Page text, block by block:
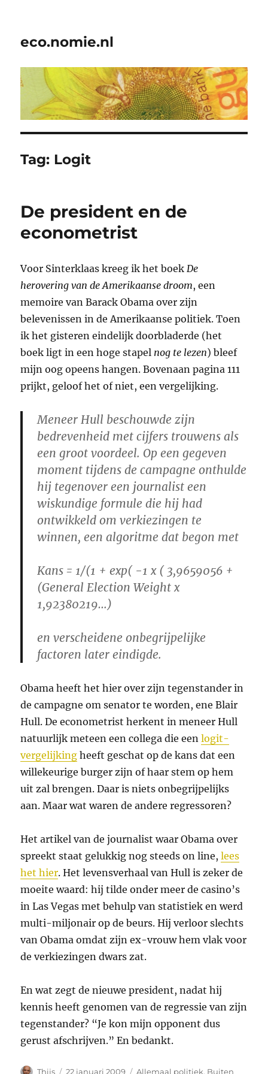
eco.nomie.nl
Tag: Logit
De president en de
econometrist
Voor Sinterklaas kreeg ik het boekDe
herovering van de Amerikaanse droom, een
memoire van Barack Obama over zijn
belevenissen in de Amerikaanse politiek. Toen
ik het gisteren eindelijk doorbladerde (het
boek ligt in een hoge stapel nog te lezen) bleef
mijn oog opeens hangen. Bovenaan pagina 111
prijkt, geloof het of niet, een vergelijking.
Meneer Hull beschouwde zijn
bedrevenheid met cijfers trouwens als
een groot voordeel. Op een gegeven
moment tijdens de campagne onthulde
hij tegenover een journalist een
wiskundige formule die hij had
ontwikkeld om verkiezingen te
winnen, een algoritme dat begon met
Kans = 1/(1 + exp( -1 x ( 3,9659056 +
(General Election Weight x
1,92380219…)
en verscheidene onbegrijpelijke
factoren later eindigde.
Obama heeft het hier over zijn tegenstander in
de campagne om senator te worden, ene Blair
Hull. De econometrist herkent in meneer Hull
natuurlijk meteen een collega die eenlogit-
vergelijking heeft geschat op de kans dat een
willekeurige burger zijn of haar stem op hem
uit zal brengen. Daar is niets onbegrijpelijks
aan. Maar wat waren de andere regressoren?
Het artikel van de journalist waar Obama over
spreekt staat gelukkig nog steeds on line,lees
het hier. Het levensverhaal van Hull is zeker de
moeite waard: hij tilde onder meer de casino’s
in Las Vegas met behulp van statistiek en werd
multi-miljonair op de beurs. Hij verloor slechts
van Obama omdat zijn ex-vrouw hem vlak voor
de verkiezingen dwars zat.
En wat zegt de nieuwe president, nadat hij
kennis heeft genomen van de regressie van zijn
tegenstander? “Je kon mijn opponent dus
gerust afschrijven.” En bedankt.
Auteur
Thijs
Geplaatst
22 januari 2009 Categorieën
Allemaal politiek, Buiten